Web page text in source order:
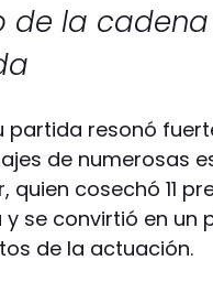
de la cadena
partida resonó
de numerosas
quien cosechó 11
se convirtió en un
de la actuación.